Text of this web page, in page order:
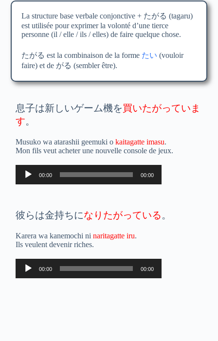
La structure base verbale conjonctive + たがる (tagaru)
est utilisée pour exprimer la volonté d’une tierce
personne (il / elle / ils / elles) de faire quelque chose.
たがる est la combinaison de la forme たい (vouloir
faire) et de がる (sembler être).
息子は新しいゲーム機を買いたがっていま
す。
Musuko wa atarashii geemuki okaitagatte imasu.
Mon fils veut acheter une nouvelle console de jeux.
Lecteur
audio
00:00 00:00
彼らは金持ちになりたがっている。
Karera wa kanemochi ninaritagatte iru.
Ils veulent devenir riches.
Lecteur
audio
00:00 00:00